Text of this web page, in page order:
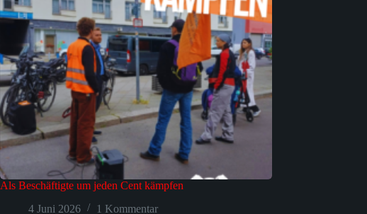
Als Beschäftigte um jeden Cent kämpfen
4 Juni 2026
1 Kommentar